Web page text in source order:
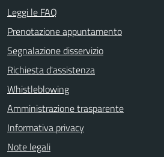
Leggi le FAQ
Prenotazione appuntamento
Segnalazione disservizio
Richiesta d'assistenza
Whistleblowing
Amministrazione trasparente
Informativa privacy
Note legali